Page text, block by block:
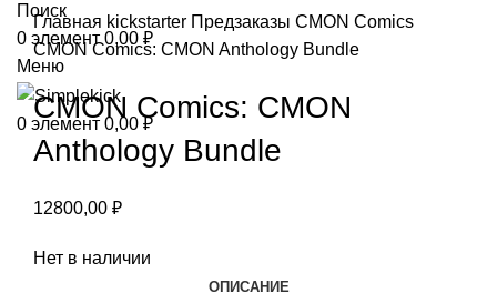
Поиск
0 элемент 0,00 ₽
Меню
0 элемент 0,00 ₽
Главная kickstarter Предзаказы CMON Comics
CMON Comics: CMON Anthology Bundle
CMON Comics: CMON
Anthology Bundle
12800,00 ₽
Нет в наличии
ОПИСАНИЕ